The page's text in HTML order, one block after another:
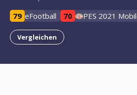
79 eFootball 70 PES 2021
Vergleichen